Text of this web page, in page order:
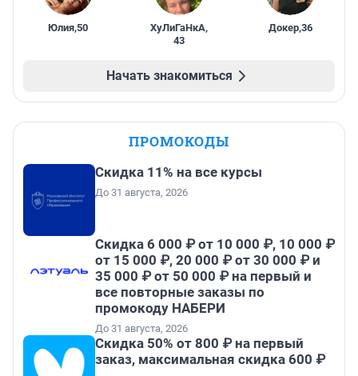
Юлия,50 ХуЛиГаНкА,
43
Докер,36
Начать знакомиться
ПРОМОКОДЫ
Скидка 11% на все курсы
До 31 августа, 2026
Скидка 6 000 ₽ от 10 000 ₽, 10 000 ₽
от 15 000 ₽, 20 000 ₽ от 30 000 ₽ и
35 000 ₽ от 50 000 ₽ на первый и
все повторные заказы по
промокоду НАБЕРИ
До 31 августа, 2026
Скидка 50% от 800 ₽ на первый
заказ, максимальная скидка 600 ₽